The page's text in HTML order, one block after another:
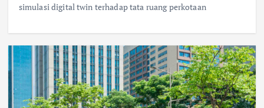
simulasi digital twin terhadap tata ruang perkotaan